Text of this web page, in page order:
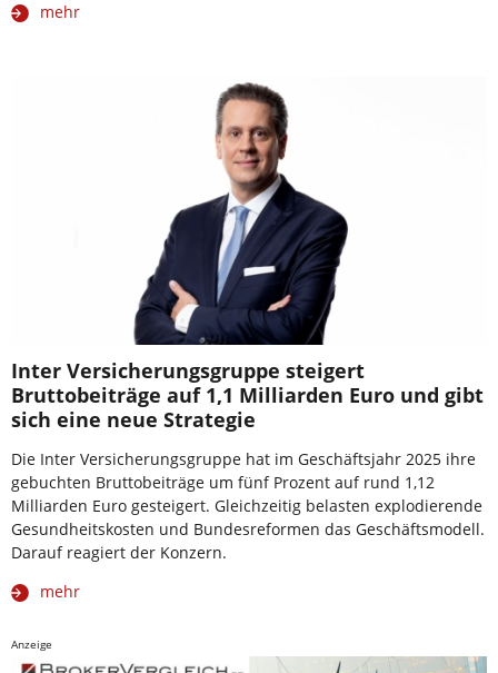
mehr
Inter Versicherungsgruppe steigert
Bruttobeiträge auf 1,1 Milliarden Euro und gibt
sich eine neue Strategie
Die Inter Versicherungsgruppe hat im Geschäftsjahr 2025 ihre
gebuchten Bruttobeiträge um fünf Prozent auf rund 1,12
Milliarden Euro gesteigert. Gleichzeitig belasten explodierende
Gesundheitskosten und Bundesreformen das Geschäftsmodell.
Darauf reagiert der Konzern.
mehr
Anzeige